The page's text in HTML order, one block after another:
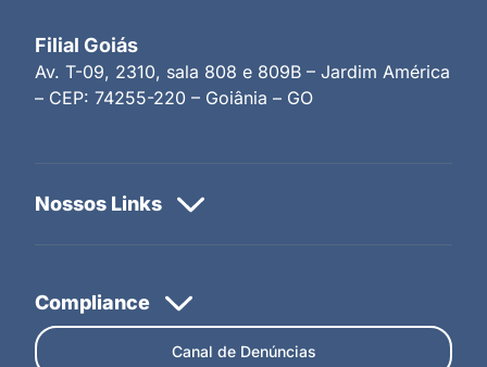
Filial Goiás
Av. T-09, 2310, sala 808 e 809B – Jardim América
– CEP: 74255-220 – Goiânia – GO
Canal de Denúncias